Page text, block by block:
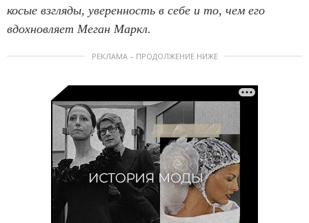
косые взгляды, уверенность в себе и то, чем его
вдохновляет Меган Маркл.
РЕКЛАМА – ПРОДОЛЖЕНИЕ НИЖЕ